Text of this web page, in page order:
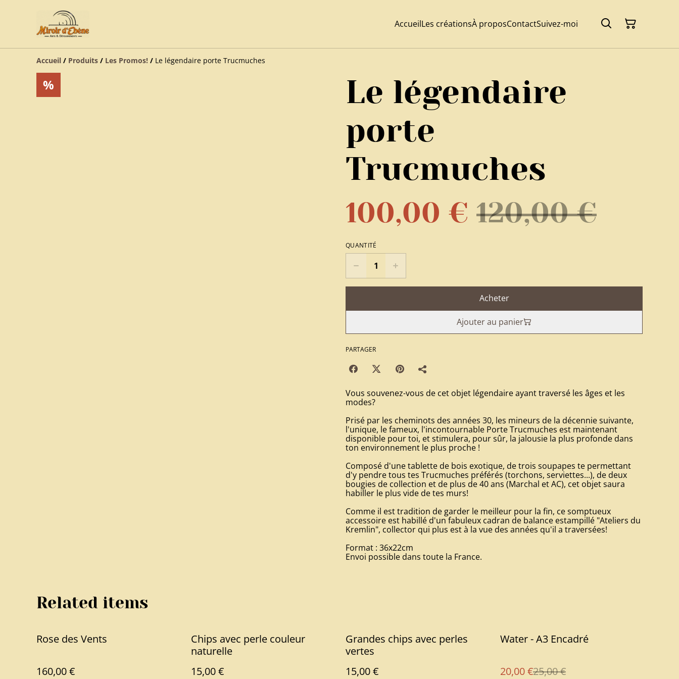
AccueilLes créationsÀ proposContactSuivez-moi
Accueil / Produits / Les Promos! / Le légendaire porte Trucmuches
%
Le légendaire
porte
Trucmuches
100,00 € 120,00 €
QUANTITÉ
Acheter
Ajouter au panier
PARTAGER
Vous souvenez-vous de cet objet légendaire ayant traversé les âges et les
modes?
Prisé par les cheminots des années 30, les mineurs de la décennie suivante,
l'unique, le fameux, l'incontournable Porte Trucmuches est maintenant
disponible pour toi, et stimulera, pour sûr, la jalousie la plus profonde dans
ton environnement le plus proche !
Composé d'une tablette de bois exotique, de trois soupapes te permettant
d'y pendre tous tes Trucmuches préférés (torchons, serviettes...), de deux
bougies de collection et de plus de 40 ans (Marchal et AC), cet objet saura
habiller le plus vide de tes murs!
Comme il est tradition de garder le meilleur pour la fin, ce somptueux
accessoire est habillé d'un fabuleux cadran de balance estampillé "Ateliers du
Kremlin", collector qui plus est à la vue des années qu'il a traversées!
Format : 36x22cm
Envoi possible dans toute la France.
Related items
Rose des Vents
160,00 €
Chips avec perle couleur
naturelle
15,00 €
Grandes chips avec perles
vertes
15,00 €
%
Water - A3 Encadré
20,00 €25,00 €